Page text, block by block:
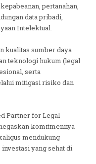
pertanahan,
data pribadi,
Intelektual.
kualitas sumber daya
teknologi hukum (legal
serta
mitigasi risiko dan
Partner for Legal
komitmennya
mendukung
yang sehat di